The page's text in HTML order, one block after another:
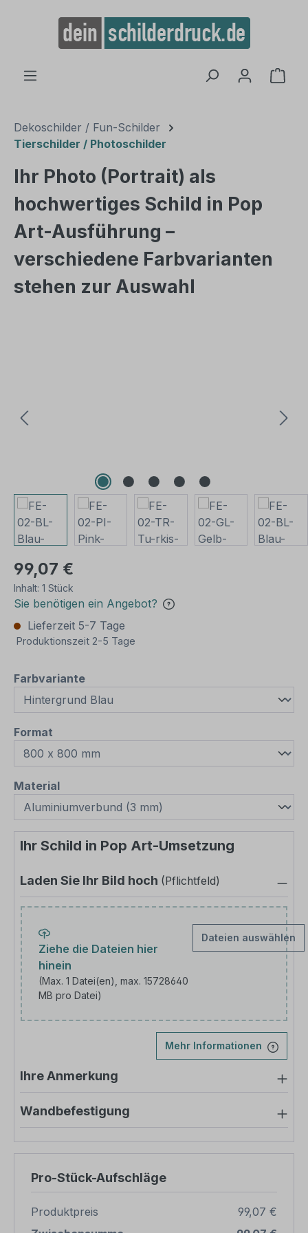
springen
Dekoschilder / Fun-Schilder
Tierschilder / Photoschilder
Ihr Photo (Portrait) als
hochwertiges Schild in Pop
Art-Ausführung –
verschiedene Farbvarianten
stehen zur Auswahl
99,07 €
Inhalt: 1 Stück
Sie benötigen ein Angebot?
Lieferzeit 5-7 Tage
Produktionszeit 2-5 Tage
Farbvarianteauswählen
Format
Materialauswählen
Ihr Schild in Pop Art-Umsetzung
Laden Sie Ihr Bild hoch (Pflichtfeld)
Ziehe die Dateien hier
hinein
(Max. 1 Datei(en), max. 15728640
MB pro Datei)
Dateien auswählen
Mehr Informationen
Ihre Anmerkung
Wandbefestigung
Pro-Stück-Aufschläge
Produktpreis
99,07 €